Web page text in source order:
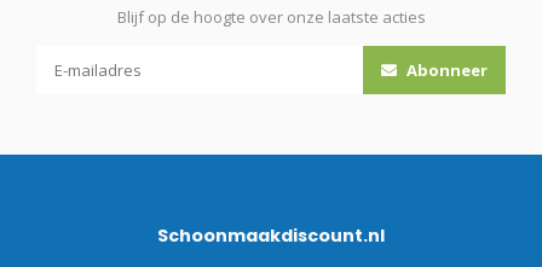
Blijf op de hoogte over onze laatste acties
Abonneer
Schoonmaakdiscount.nl